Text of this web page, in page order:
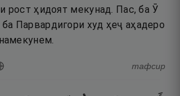
рост ҳидоят мекунад. Пас, ба Ӯ
Парвардигори худ ҳеҷ аҳадеро
тафсир